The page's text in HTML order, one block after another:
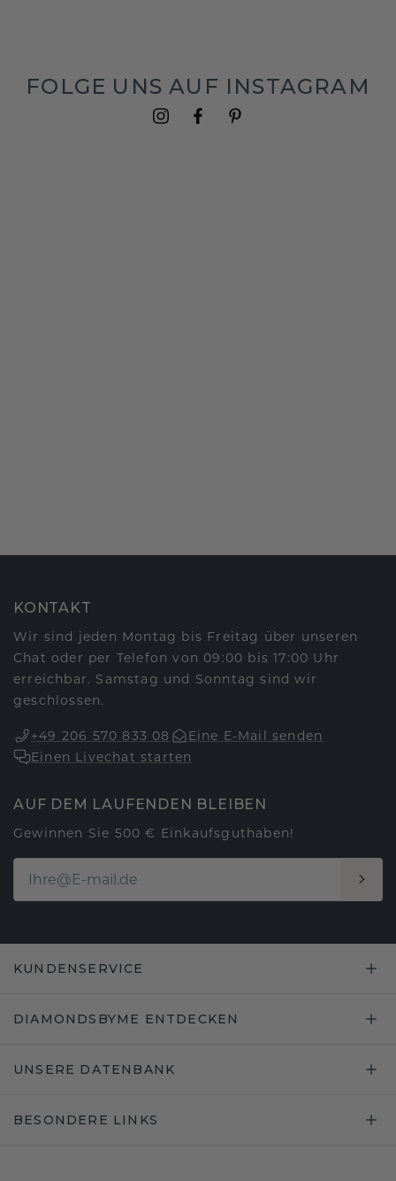
FOLGE UNS AUF INSTAGRAM
KONTAKT
Wir sind jeden Montag bis Freitag über unseren
Chat oder per Telefon von 09:00 bis 17:00 Uhr
erreichbar. Samstag und Sonntag sind wir
geschlossen.
+49 206 570 833 08
Eine E-Mail senden
Einen Livechat starten
AUF DEM LAUFENDEN BLEIBEN
Gewinnen Sie 500 € Einkaufsguthaben!
KUNDENSERVICE
DIAMONDSBYME ENTDECKEN
UNSERE DATENBANK
BESONDERE LINKS